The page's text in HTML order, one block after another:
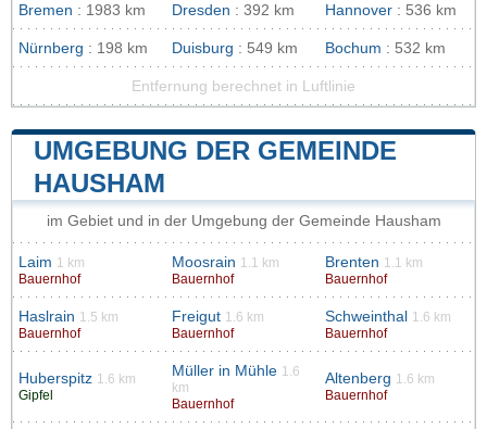
Bremen : 1983 km Dresden : 392 km Hannover : 536 km
Nürnberg : 198 km Duisburg : 549 km Bochum : 532 km
Entfernung berechnet in Luftlinie
UMGEBUNG DER GEMEINDE
HAUSHAM
im Gebiet und in der Umgebung der Gemeinde Hausham
Laim 1 km
Bauernhof
Moosrain 1.1 km
Bauernhof
Brenten 1.1 km
Bauernhof
Haslrain 1.5 km
Bauernhof
Freigut 1.6 km
Bauernhof
Schweinthal
1.6 km
Bauernhof
Huberspitz 1.6 km
Gipfel
Müller in Mühle 1.6
km
Bauernhof
Altenberg 1.6 km
Bauernhof